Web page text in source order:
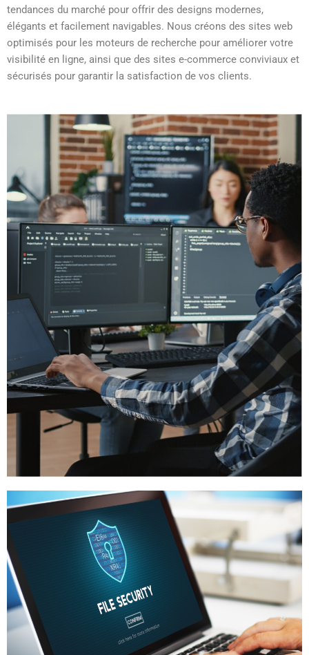
tendances du marché pour offrir des designs modernes,
élégants et facilement navigables. Nous créons des sites web
optimisés pour les moteurs de recherche pour améliorer votre
visibilité en ligne, ainsi que des sites e-commerce conviviaux et
sécurisés pour garantir la satisfaction de vos clients.